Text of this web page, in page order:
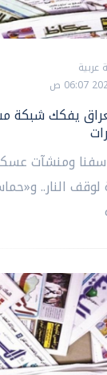
عربية
يفكك
ومنشآت
النار..